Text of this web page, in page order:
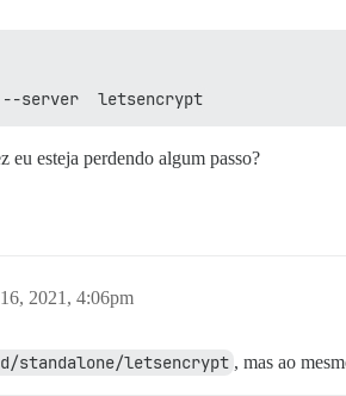
server  letsencrypt
eu esteja perdendo algum passo?
2021, 4:06pm
standalone/letsencrypt , mas ao